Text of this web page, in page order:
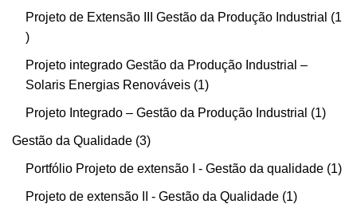
Projeto de Extensão III Gestão da Produção Industrial 1
Projeto integrado Gestão da Produção Industrial –
Solaris Energias Renováveis 1
Projeto Integrado – Gestão da Produção Industrial 1
Gestão da Qualidade 3
Portfólio Projeto de extensão I - Gestão da qualidade 1
Projeto de extensão II - Gestão da Qualidade 1